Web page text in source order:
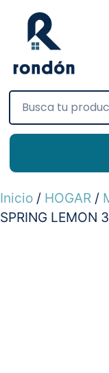
Inicio / HOGAR /
SPRING LEMON